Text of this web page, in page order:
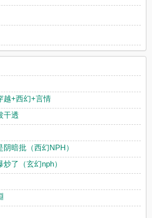
越+西幻+言情
干透
暗批（西幻NPH）
了（玄幻nph）